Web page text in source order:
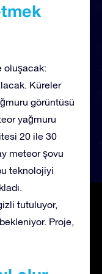
oluşacak:
Küreler
görüntüsü
yağmuru
20 ile 30
meteor şovu
teknolojiyi
tutuluyor,
Proje,